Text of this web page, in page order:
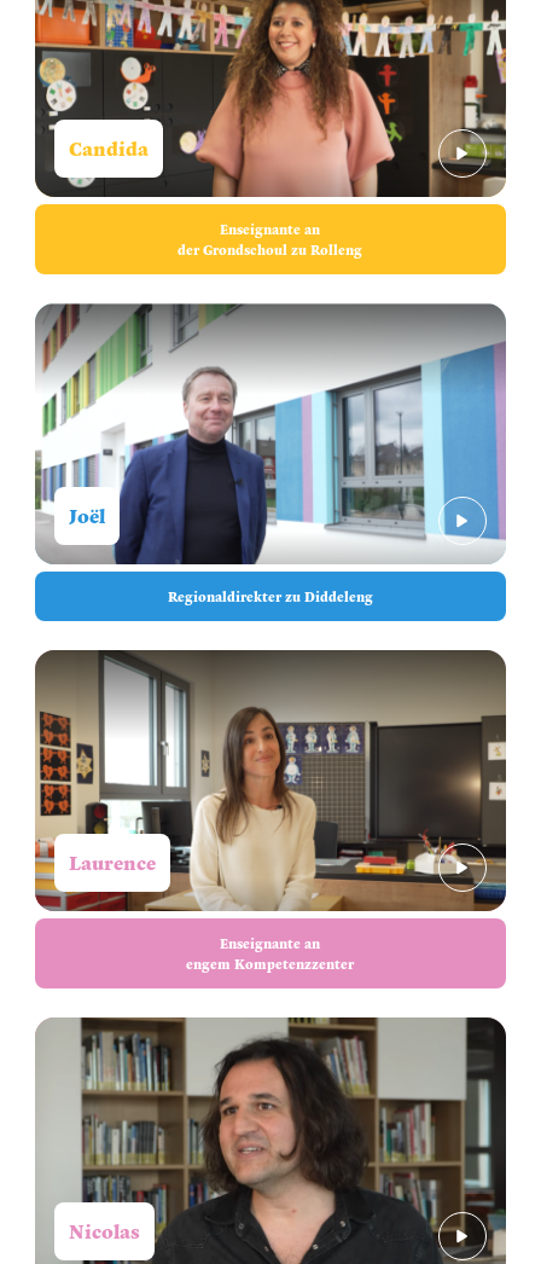
Candida
Enseignante an
der Grondschoul zu Rolleng
Joël
Regionaldirekter zu Diddeleng
Laurence
Enseignante an
engem Kompetenzzenter
Nicolas